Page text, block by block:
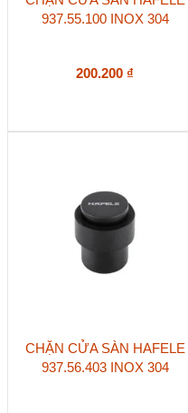
937.55.100 INOX 304
200.200 ₫
CHẶN CỬA SÀN HAFELE
937.56.403 INOX 304